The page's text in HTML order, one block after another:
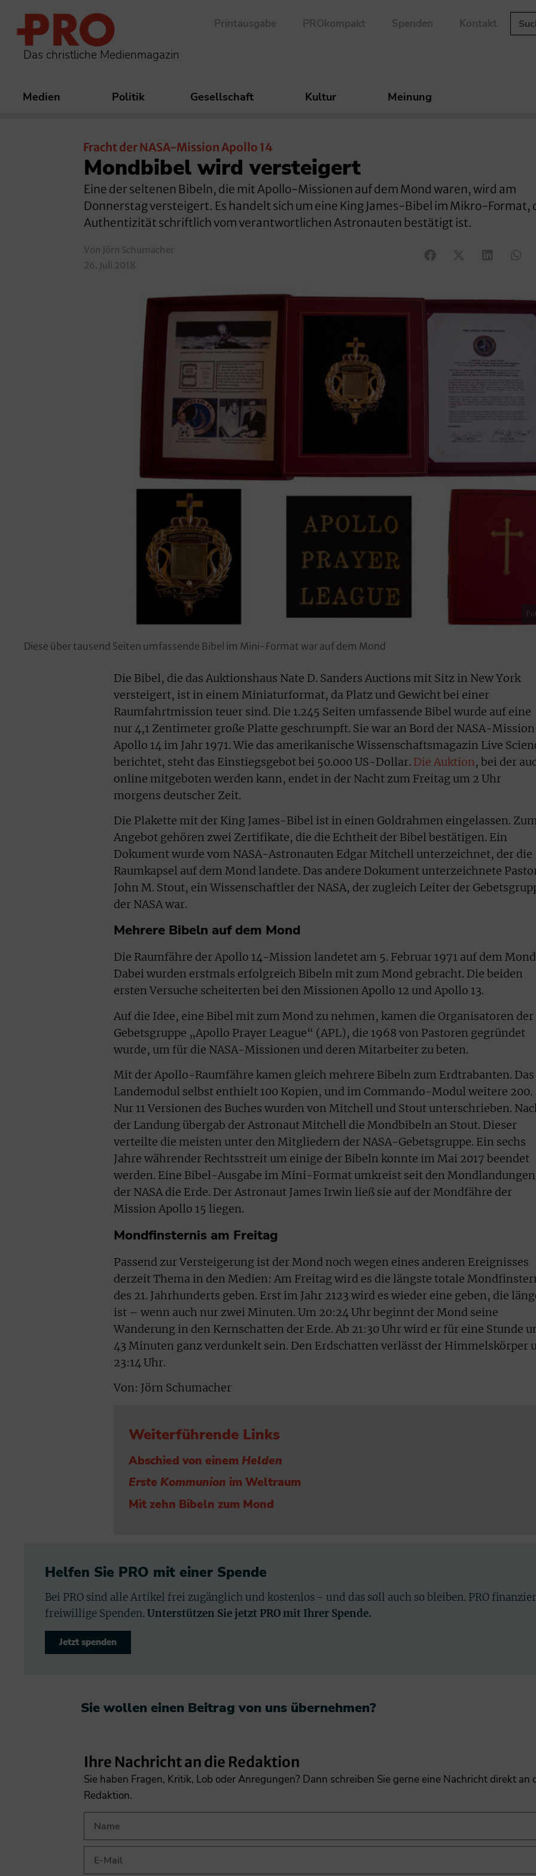
Das christliche Medienmagazin
Printausgabe PROkompakt Spenden Kontakt
Medien Politik Gesellschaft Kultur Meinung
Fracht der NASA-Mission Apollo 14
Mondbibel wird versteigert
Eine der seltenen Bibeln, die mit Apollo-Missionen auf dem Mond waren, wird am
Donnerstag versteigert. Es handelt sich um eine King James-Bibel im Mikro-Format,
Authentizität schriftlich vom verantwortlichen Astronauten bestätigt ist.
Von Jörn Schumacher
26. Juli 2018
Diese über tausend Seiten umfassende Bibel im Mini-Format war auf dem Mond
Die Bibel, die das Auktionshaus Nate D. Sanders Auctions mit Sitz in New York
versteigert, ist in einem Miniaturformat, da Platz und Gewicht bei einer
Raumfahrtmission teuer sind. Die 1.245 Seiten umfassende Bibel wurde auf eine
nur 4,1 Zentimeter große Platte geschrumpft. Sie war an Bord der NASA-Mission
Apollo 14 im Jahr 1971. Wie das amerikanische Wissenschaftsmagazin Live
berichtet, steht das Einstiegsgebot bei 50.000 US-Dollar. Die Auktion, bei der
online mitgeboten werden kann, endet in der Nacht zum Freitag um 2 Uhr
morgens deutscher Zeit.
Die Plakette mit der King James-Bibel ist in einen Goldrahmen eingelassen.
Angebot gehören zwei Zertifikate, die die Echtheit der Bibel bestätigen. Ein
Dokument wurde vom NASA-Astronauten Edgar Mitchell unterzeichnet, der die
Raumkapsel auf dem Mond landete. Das andere Dokument unterzeichnete
John M. Stout, ein Wissenschaftler der NASA, der zugleich Leiter der
der NASA war.
Mehrere Bibeln auf dem Mond
Die Raumfähre der Apollo 14-Mission landetet am 5. Februar 1971 auf dem
Dabei wurden erstmals erfolgreich Bibeln mit zum Mond gebracht. Die beiden
ersten Versuche scheiterten bei den Missionen Apollo 12 und Apollo 13.
Auf die Idee, eine Bibel mit zum Mond zu nehmen, kamen die Organisatoren der
Gebetsgruppe „Apollo Prayer League“ (APL), die 1968 von Pastoren gegründet
wurde, um für die NASA-Missionen und deren Mitarbeiter zu beten.
Mit der Apollo-Raumfähre kamen gleich mehrere Bibeln zum Erdtrabanten. Das
Landemodul selbst enthielt 100 Kopien, und im Commando-Modul weitere 200.
Nur 11 Versionen des Buches wurden von Mitchell und Stout unterschrieben.
der Landung übergab der Astronaut Mitchell die Mondbibeln an Stout. Dieser
verteilte die meisten unter den Mitgliedern der NASA-Gebetsgruppe. Ein sechs
Jahre währender Rechtsstreit um einige der Bibeln konnte im Mai 2017 beendet
werden. Eine Bibel-Ausgabe im Mini-Format umkreist seit den Mondlandungen
der NASA die Erde. Der Astronaut James Irwin ließ sie auf der Mondfähre der
Mission Apollo 15 liegen.
Mondfinsternis am Freitag
Passend zur Versteigerung ist der Mond noch wegen eines anderen Ereignisses
derzeit Thema in den Medien: Am Freitag wird es die längste totale
des 21. Jahrhunderts geben. Erst im Jahr 2123 wird es wieder eine geben, die
ist – wenn auch nur zwei Minuten. Um 20:24 Uhr beginnt der Mond seine
Wanderung in den Kernschatten der Erde. Ab 21:30 Uhr wird er für eine Stunde
43 Minuten ganz verdunkelt sein. Den Erdschatten verlässt der Himmelskörper
23:14 Uhr.
Von: Jörn Schumacher
Weiterführende Links
Abschied von einem Helden
Erste Kommunion im Weltraum
Mit zehn Bibeln zum Mond
Helfen Sie PRO mit einer Spende
Bei PRO sind alle Artikel frei zugänglich und kostenlos - und das soll auch so bleiben. PRO
freiwillige Spenden. Unterstützen Sie jetzt PRO mit Ihrer Spende.
Jetzt spenden
Sie wollen einen Beitrag von uns übernehmen?​
Ihre Nachricht an die Redaktion
Sie haben Fragen, Kritik, Lob oder Anregungen? Dann schreiben Sie gerne eine Nachricht direkt an
Redaktion.